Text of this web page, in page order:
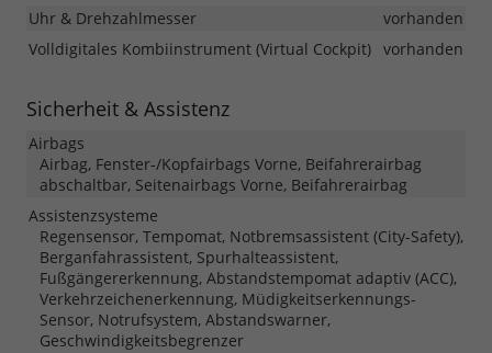
Uhr & Drehzahlmesser
vorhanden
Volldigitales Kombiinstrument (Virtual Cockpit) vorhanden
Sicherheit & Assistenz
Airbags
Airbag, Fenster-/Kopfairbags Vorne, Beifahrerairbag
abschaltbar, Seitenairbags Vorne, Beifahrerairbag
Assistenzsysteme
Regensensor, Tempomat, Notbremsassistent (City-Safety),
Berganfahrassistent, Spurhalteassistent,
Fußgängererkennung, Abstandstempomat adaptiv (ACC),
Verkehrzeichenerkennung, Müdigkeitserkennungs-
Sensor, Notrufsystem, Abstandswarner,
Geschwindigkeitsbegrenzer